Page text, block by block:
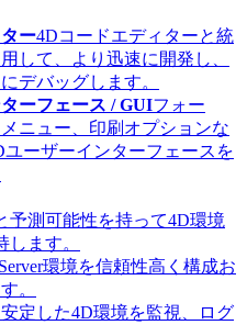
ー4Dコードエディターと統
して、より迅速に開発し、
デバッグします。
ーフェース / GUIフォー
ニュー、印刷オプションな
ユーザーインターフェースを
予測可能性を持って4D環境
ます。
環境を信頼性高く構成お
。
安定した4D環境を監視、ログ